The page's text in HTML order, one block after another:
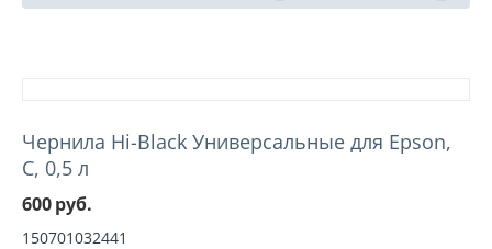
Чернила Hi-Black Универсальные для Epson,
C, 0,5 л
600руб.
150701032441